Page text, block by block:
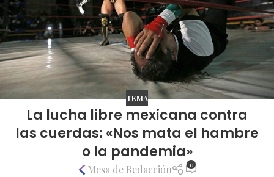
TEMA
La lucha libre mexicana contra
las cuerdas: «Nos mata el hambre
o la pandemia»
Mesa de Redacción 0